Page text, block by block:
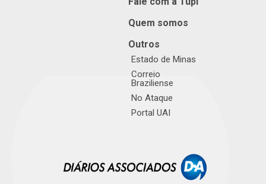
Quem somos
Outros
Estado de Minas
Correio
Braziliense
No Ataque
Portal UAI